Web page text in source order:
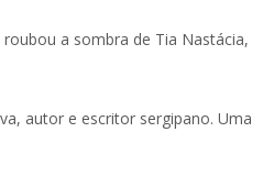
a sombra de Tia Nastácia,
autor e escritor sergipano. Uma